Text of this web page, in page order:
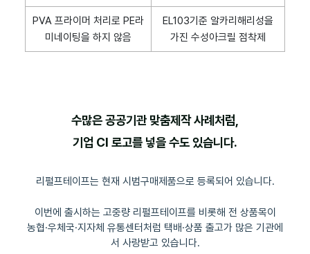
PVA 프라이머 처리로 PE라
미네이팅을 하지 않음
EL103기준 알카리해리성을
가진 수성아크릴 점착제
수많은 공공기관 맞춤제작 사례처럼,
기업 CI 로고를 넣을 수도 있습니다.
리펄프테이프는 현재 시범구매제품으로 등록되어 있습니다.
이번에 출시하는 고중량 리펄프테이프를 비롯해 전 상품목이
농협·우체국·지자체 유통센터처럼 택배·상품 출고가 많은 기관에
서 사랑받고 있습니다.